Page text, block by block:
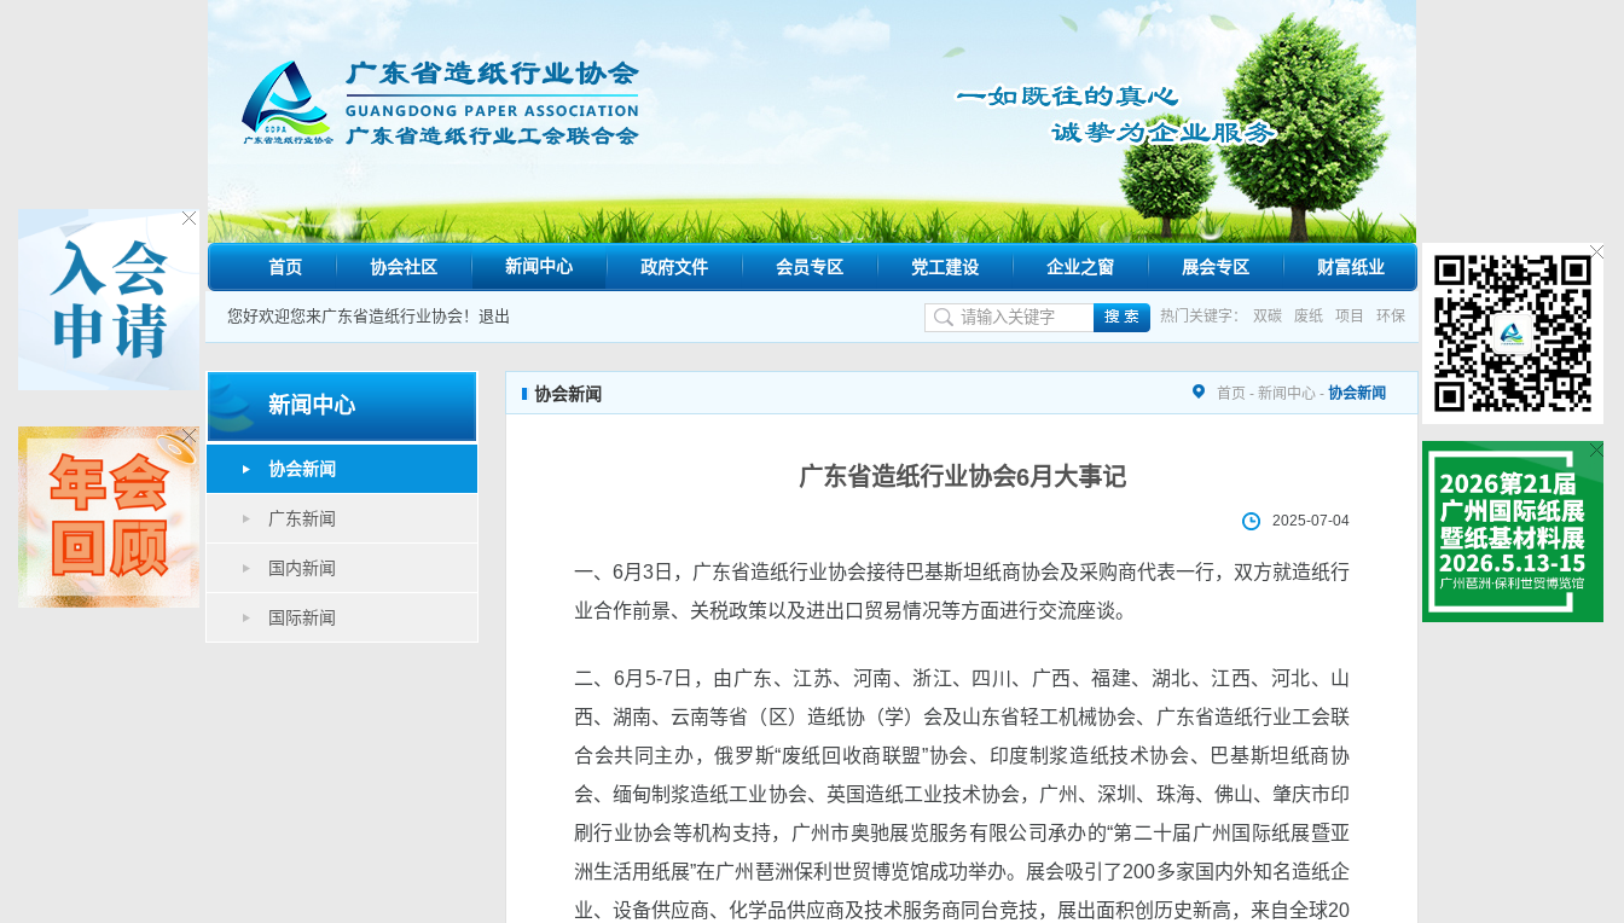
首页 协会社区 新闻中心 政府文件 会员专区 党工建设 企业之窗 展会专区 财富纸业
您好欢迎您来广东省造纸行业协会！ 退出 热门关键字： 双碳 废纸 项目 环保
新闻中心
协会新闻
广东新闻
国内新闻
国际新闻
协会新闻 首页 - 新闻中心 - 协会新闻
广东省造纸行业协会6月大事记
2025-07-04
一、6月3日，广东省造纸行业协会接待巴基斯坦纸商协会及采购商代表一行，双方就造纸行
业合作前景、关税政策以及进出口贸易情况等方面进行交流座谈。
二、6月5-7日，由广东、江苏、河南、浙江、四川、广西、福建、湖北、江西、河北、山
西、湖南、云南等省（区）造纸协（学）会及山东省轻工机械协会、广东省造纸行业工会联
合会共同主办，俄罗斯“废纸回收商联盟”协会、印度制浆造纸技术协会、巴基斯坦纸商协
会、缅甸制浆造纸工业协会、英国造纸工业技术协会，广州、深圳、珠海、佛山、肇庆市印
刷行业协会等机构支持，广州市奥驰展览服务有限公司承办的“第二十届广州国际纸展暨亚
洲生活用纸展”在广州琶洲保利世贸博览馆成功举办。展会吸引了200多家国内外知名造纸企
业、设备供应商、化学品供应商及技术服务商同台竞技，展出面积创历史新高，来自全球20